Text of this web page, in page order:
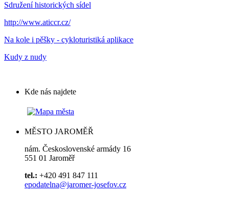
Sdružení historických sídel
http://www.aticcr.cz/
Na kole i pěšky - cykloturistiká aplikace
Kudy z nudy
Kde nás najdete
MĚSTO JAROMĚŘ
nám. Československé armády 16
551 01 Jaroměř
tel.: +420 491 847 111
epodatelna@jaromer-josefov.cz